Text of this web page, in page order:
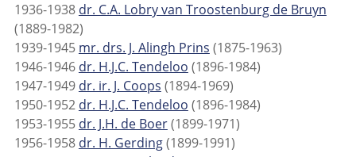
1936-1938 dr. C.A. Lobry van Troostenburg de Bruyn
(1889-1982)
1939-1945 mr. drs. J. Alingh Prins (1875-1963)
1946-1946 dr. H.J.C. Tendeloo (1896-1984)
1947-1949 dr. ir. J. Coops (1894-1969)
1950-1952 dr. H.J.C. Tendeloo (1896-1984)
1953-1955 dr. J.H. de Boer(1899-1971)
1956-1958 dr. H. Gerding(1899-1991)